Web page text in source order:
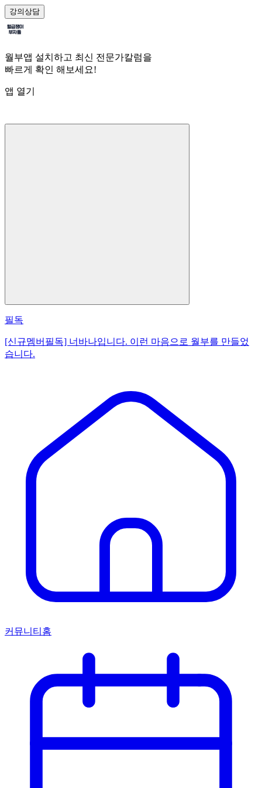
강의상담
월부앱 설치하고 최신 전문가칼럼을
빠르게 확인 해보세요!
앱 열기
필독
[신규멤버필독] 너바나입니다. 이런 마음으로 월부를 만들었
습니다.
커뮤니티홈